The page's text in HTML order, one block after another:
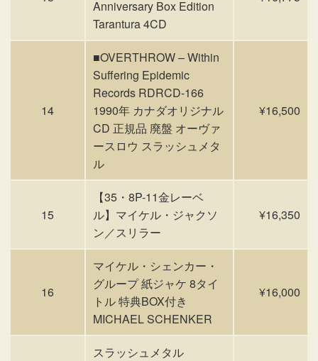
Anniversary Box Edition
Tarantura 4CD
14
■OVERTHROW – Within
Suffering Epidemic
Records RDRCD-166
1990年 カナダオリジナル
CD 正規品 廃盤 オーヴァ
ースロウ スラッシュメタ
ル
¥16,500
15
【35・8P-11金レーベ
ル】マイケル・ジャクソ
ン／スリラー
¥16,350
16
マイケル・シェンカー・
グループ 紙ジャケ 8タイ
トル 特典BOX付き
MICHAEL SCHENKER
¥16,000
スラッシュメタル